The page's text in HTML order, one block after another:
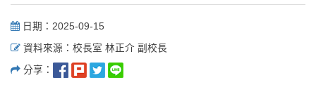
日期：2025-09-15
資料來源：校長室 林正介 副校長
分享：